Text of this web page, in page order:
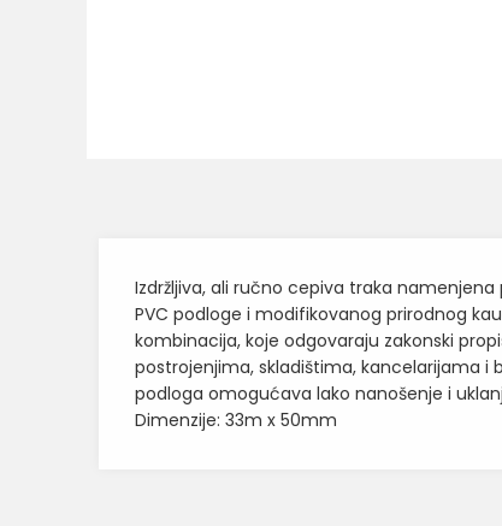
Izdržljiva, ali ručno cepiva traka
PVC podloge i modifikovanog prirodnog
kombinacija, koje odgovaraju zakonski
postrojenjima, skladištima, kancelarijama i
podloga omogućava lako nanošenje i
Dimenzije: 33m x 50mm